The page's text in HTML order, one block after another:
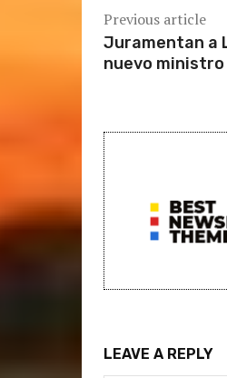
Previous article
Juramentan a
nuevo
LEAVE A REPLY